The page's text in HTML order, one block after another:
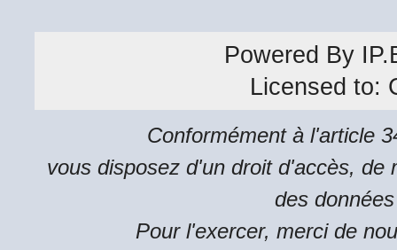
Powered By
Licensed to:
Conformément à l'article
vous disposez d'un droit d'accès, de
des
Pour l'exercer, merci de